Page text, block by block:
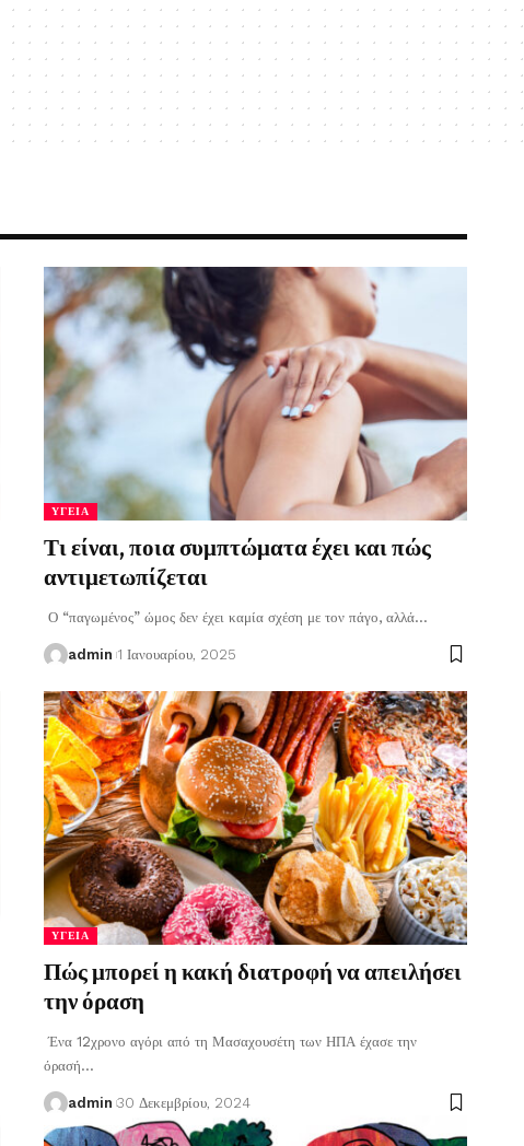
ΥΓΕΊΑ
Τι είναι, ποια συμπτώματα έχει και πώς
αντιμετωπίζεται
Ο “παγωμένος” ώμος δεν έχει καμία σχέση με τον πάγο, αλλά…
admin 1 Ιανουαρίου, 2025
ΥΓΕΊΑ
Πώς μπορεί η κακή διατροφή να απειλήσει
την όραση
Ένα 12χρονο αγόρι από τη Μασαχουσέτη των ΗΠΑ έχασε την
όρασή…
admin 30 Δεκεμβρίου, 2024